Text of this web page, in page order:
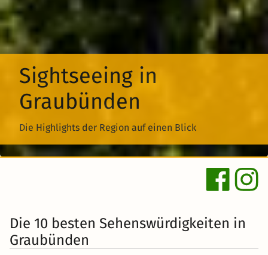
Sightseeing in
Graubünden
Die Highlights der Region auf einen Blick
Die 10 besten Sehenswürdigkeiten in
Graubünden